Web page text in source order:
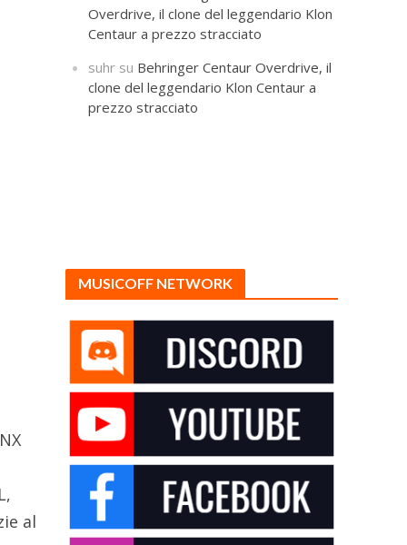
al
Overdrive, il clone del leggendario Klon
Centaur a prezzo stracciato
suhr su Behringer Centaur Overdrive, il
clone del leggendario Klon Centaur a
prezzo stracciato
MUSICOFF NETWORK